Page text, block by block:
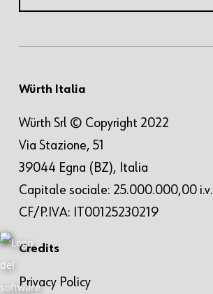
Würth Italia
Würth Srl © Copyright 2022
Via Stazione, 51
39044 Egna (BZ), Italia
Capitale sociale: 25.000.000,00 i.v.
CF/P.IVA: IT00125230219
Credits
Privacy Policy